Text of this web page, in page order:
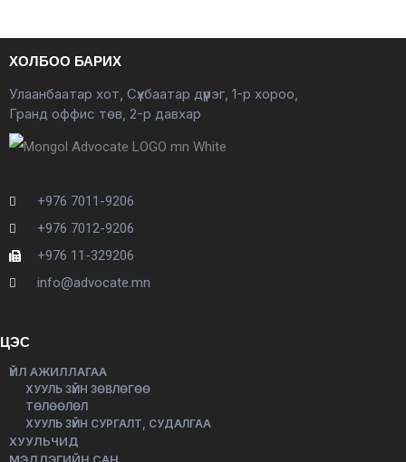
ХОЛБОО БАРИХ
Улаанбаатар хот, Сүхбаатар дүүрэг, 1-р хороо,
Гранд оффис төв, 2-р давхар
+976 7011-9206
+976 7012-9206
+976 11-329206
info@advocate.mn
ЦЭС
ҮЙЛ АЖИЛЛАГАА
ХУУЛЬ ЗҮЙН ЗӨВЛӨГӨӨ
ТӨЛӨӨЛӨЛ
ХУУЛЬ ЗҮЙН СУРГАЛТ, СУДАЛГАА
ХУУЛЬЧИД